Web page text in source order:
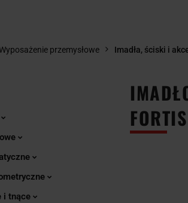
przemysłowe Imadła, ściski i
i tnące
FORTIS